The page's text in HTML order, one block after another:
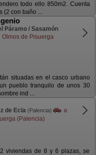
todo ello 850m2. Cuenta
(2 con baño ...
Páramo / Sasamón
Olmos de Pisuerga
situadas en el casco urbano
pueblo tranquilo de unos 30
ind ...
de Ecla (Palencia)
a
(Palencia)
viviendas de 8 y 6 plazas, se